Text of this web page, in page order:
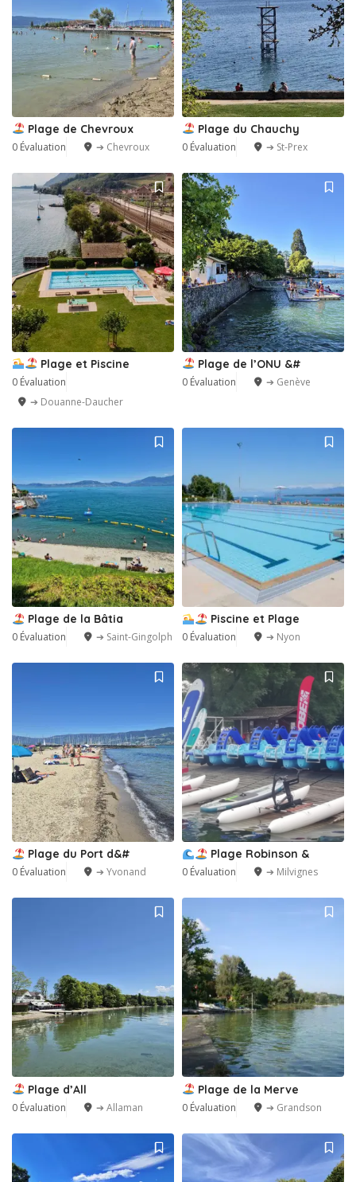
Plage de Chevroux
0 Évaluation ➔ Chevroux
Plage du Chauchy
0 Évaluation ➔ St-Prex
Plage et Piscine
0 Évaluation
➔ Douanne-Daucher
Plage de l’ONU &#
0 Évaluation ➔ Genève
Plage de la Bâtia
0 Évaluation ➔ Saint-Gingolph
Piscine et Plage
0 Évaluation ➔ Nyon
Plage du Port d&#
0 Évaluation ➔ Yvonand
Plage Robinson &
0 Évaluation ➔ Milvignes
Plage d’All
0 Évaluation ➔ Allaman
Plage de la Merve
0 Évaluation ➔ Grandson